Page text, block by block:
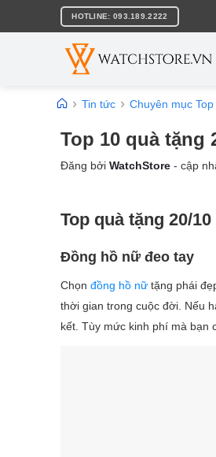
nội
HOTLINE: 093.189.2222
Tin tức Chuyên mục
Top 10 quà tặng
Đăng bởi WatchStore - cập
Top quà tặng 20/
Đồng hồ nữ đeo tay
Chọn đồng hồ nữ tặng phái
thời gian trong cuộc đời. Nếu
kết. Tùy mức kinh phí mà bạn